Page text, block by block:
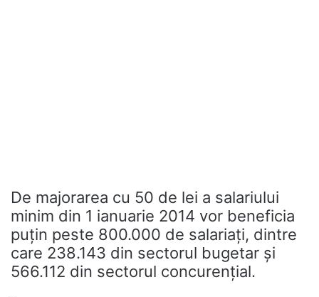
De majorarea cu 50 de lei a salariului
minim din 1 ianuarie 2014 vor beneficia
puțin peste 800.000 de salariaţi, dintre
care 238.143 din sectorul bugetar şi
566.112 din sectorul concurenţial.